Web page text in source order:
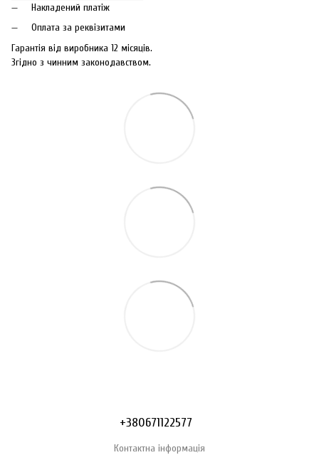
Накладений платіж
Оплата за реквізитами
Гарантія від виробника 12 місяців.
Згідно з чинним законодавством.
+380671122577
Контактна інформація